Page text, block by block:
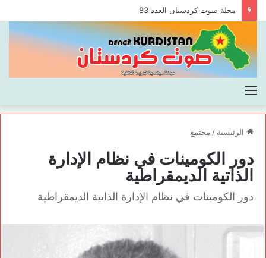
مجلة صوت كردستان العدد 83
القائمة
الرئيسية / مجتمع
دور الكومينات في نظام الإدارة
الذاتية الديمقراطية
دور الكومينات في نظام الإدارة الذاتية الديمقراطية